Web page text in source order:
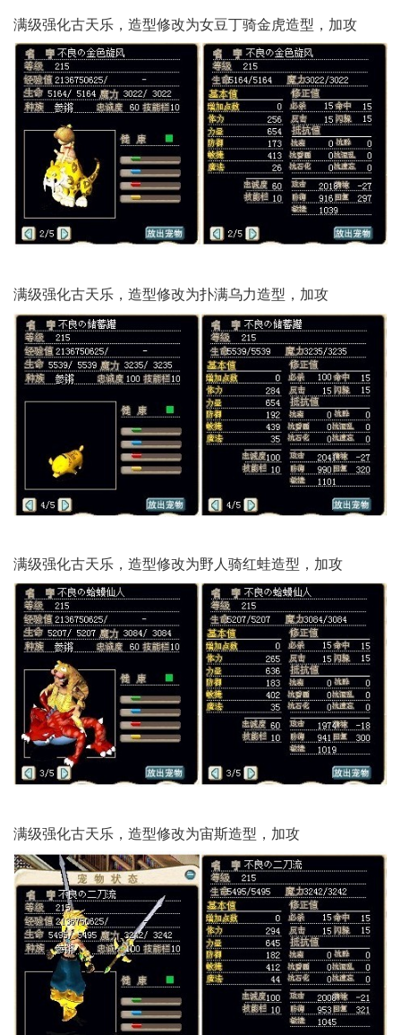
满级强化古天乐，造型修改为女豆丁骑金虎造型，加攻
满级强化古天乐，造型修改为扑满乌力造型，加攻
满级强化古天乐，造型修改为野人骑红蛙造型，加攻
满级强化古天乐，造型修改为宙斯造型，加攻